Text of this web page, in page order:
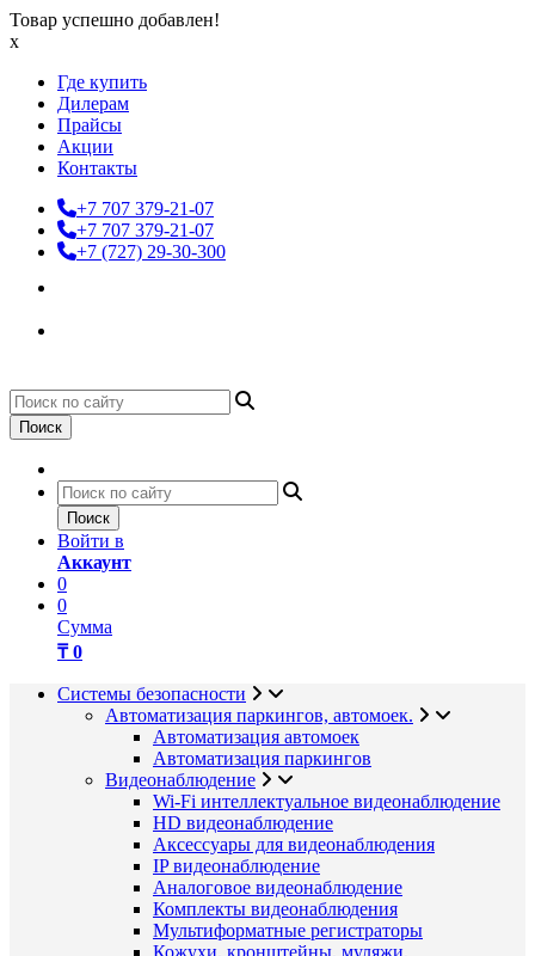
Товар успешно добавлен!
x
Где купить
Дилерам
Прайсы
Акции
Контакты
+7 707 379-21-07
+7 707 379-21-07
+7 (727) 29-30-300
Поиск
Поиск
Войти в
Аккаунт
0
0
Сумма
₸ 0
Системы безопасности
Автоматизация паркингов, автомоек.
Автоматизация автомоек
Автоматизация паркингов
Видеонаблюдение
Wi-Fi интеллектуальное видеонаблюдение
HD видеонаблюдение
Аксессуары для видеонаблюдения
IP видеонаблюдение
Аналоговое видеонаблюдение
Комплекты видеонаблюдения
Мультиформатные регистраторы
Кожухи, кронштейны, муляжи,